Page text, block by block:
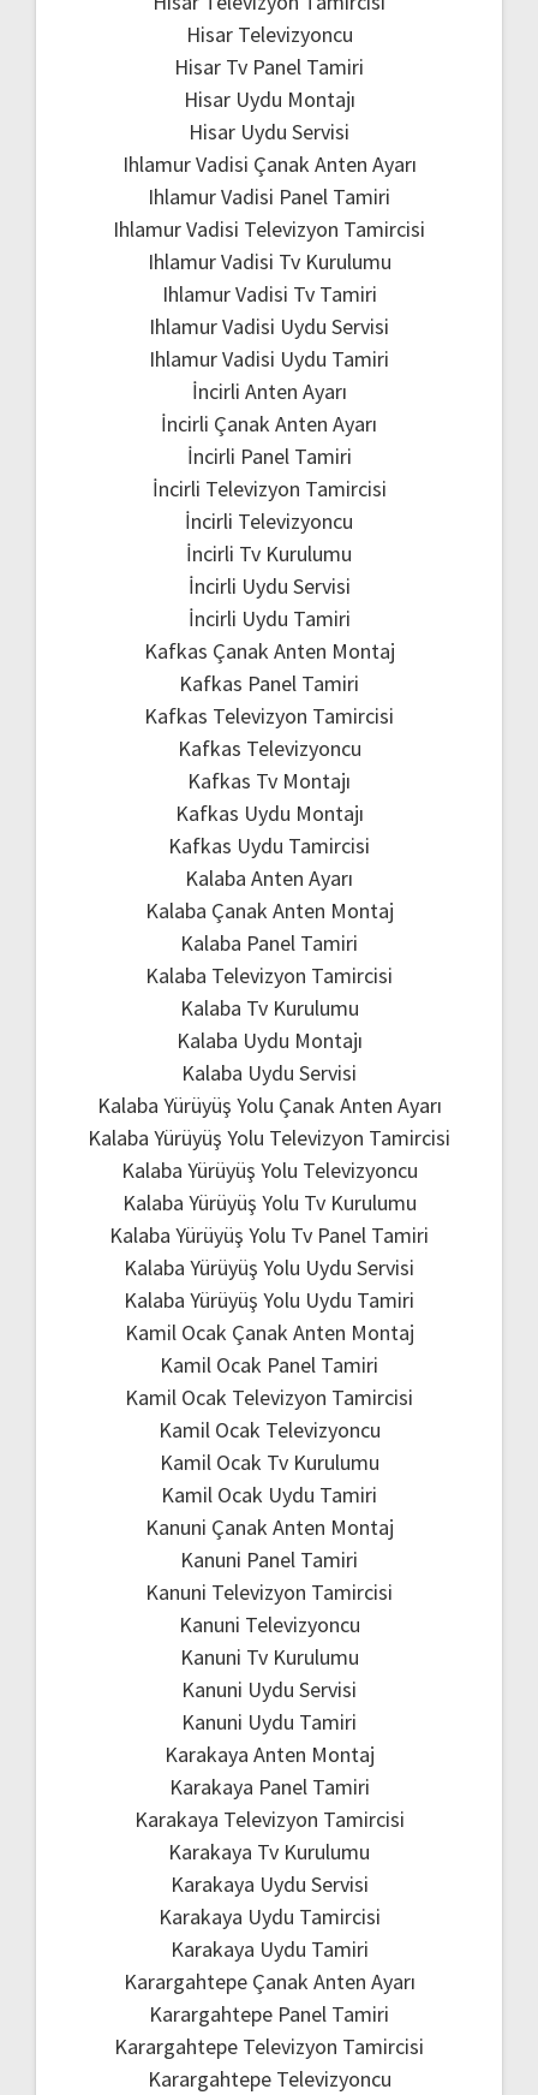
Hisar Televizyoncu
Hisar Tv Panel Tamiri
Hisar Uydu Montajı
Hisar Uydu Servisi
Ihlamur Vadisi Çanak Anten Ayarı
Ihlamur Vadisi Panel Tamiri
Ihlamur Vadisi Televizyon Tamircisi
Ihlamur Vadisi Tv Kurulumu
Ihlamur Vadisi Tv Tamiri
Ihlamur Vadisi Uydu Servisi
Ihlamur Vadisi Uydu Tamiri
İncirli Anten Ayarı
İncirli Çanak Anten Ayarı
İncirli Panel Tamiri
İncirli Televizyon Tamircisi
İncirli Televizyoncu
İncirli Tv Kurulumu
İncirli Uydu Servisi
İncirli Uydu Tamiri
Kafkas Çanak Anten Montaj
Kafkas Panel Tamiri
Kafkas Televizyon Tamircisi
Kafkas Televizyoncu
Kafkas Tv Montajı
Kafkas Uydu Montajı
Kafkas Uydu Tamircisi
Kalaba Anten Ayarı
Kalaba Çanak Anten Montaj
Kalaba Panel Tamiri
Kalaba Televizyon Tamircisi
Kalaba Tv Kurulumu
Kalaba Uydu Montajı
Kalaba Uydu Servisi
Kalaba Yürüyüş Yolu Çanak Anten Ayarı
Kalaba Yürüyüş Yolu Televizyon Tamircisi
Kalaba Yürüyüş Yolu Televizyoncu
Kalaba Yürüyüş Yolu Tv Kurulumu
Kalaba Yürüyüş Yolu Tv Panel Tamiri
Kalaba Yürüyüş Yolu Uydu Servisi
Kalaba Yürüyüş Yolu Uydu Tamiri
Kamil Ocak Çanak Anten Montaj
Kamil Ocak Panel Tamiri
Kamil Ocak Televizyon Tamircisi
Kamil Ocak Televizyoncu
Kamil Ocak Tv Kurulumu
Kamil Ocak Uydu Tamiri
Kanuni Çanak Anten Montaj
Kanuni Panel Tamiri
Kanuni Televizyon Tamircisi
Kanuni Televizyoncu
Kanuni Tv Kurulumu
Kanuni Uydu Servisi
Kanuni Uydu Tamiri
Karakaya Anten Montaj
Karakaya Panel Tamiri
Karakaya Televizyon Tamircisi
Karakaya Tv Kurulumu
Karakaya Uydu Servisi
Karakaya Uydu Tamircisi
Karakaya Uydu Tamiri
Karargahtepe Çanak Anten Ayarı
Karargahtepe Panel Tamiri
Karargahtepe Televizyon Tamircisi
Karargahtepe Televizyoncu